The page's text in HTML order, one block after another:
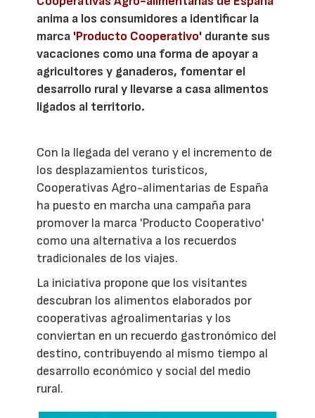
anima a los consumidores a identificar la
marca 'Producto Cooperativo' durante sus
vacaciones como una forma de apoyar a
agricultores y ganaderos, fomentar el
desarrollo rural y llevarse a casa alimentos
ligados al territorio.
Con la llegada del verano y el incremento de
los desplazamientos turísticos,
Cooperativas Agro-alimentarias de España
ha puesto en marcha una campaña para
promover la marca 'Producto Cooperativo'
como una alternativa a los recuerdos
tradicionales de los viajes.
La iniciativa propone que los visitantes
descubran los alimentos elaborados por
cooperativas agroalimentarias y los
conviertan en un recuerdo gastronómico del
destino, contribuyendo al mismo tiempo al
desarrollo económico y social del medio
rural.